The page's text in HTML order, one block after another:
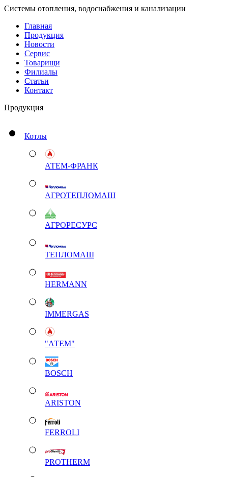
Системы отопления, водоснабжения и канализации
Главная
Продукция
Новости
Сервис
Товарищи
Филиалы
Статьи
Контакт
Продукция
Котлы
АТЕМ-ФРАНК
АГРОТЕПЛОМАШ
АГРОРЕСУРС
ТЕПЛОМАШ
HERMANN
IMMERGAS
"АТЕМ"
BOSCH
ARISTON
FERROLI
PROTHERM